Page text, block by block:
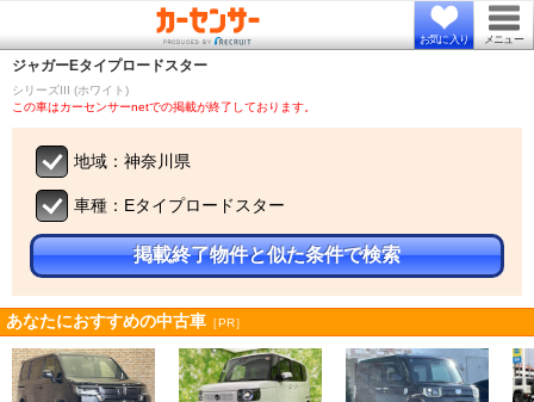
お気に入り メニュー
ジャガーEタイプロードスター
シリーズIII (ホワイト)
この車はカーセンサーnetでの掲載が終了しております。
地域：神奈川県
車種：Eタイプロードスター
掲載終了物件と似た条件で検索
あなたにおすすめの中古車 ［PR］